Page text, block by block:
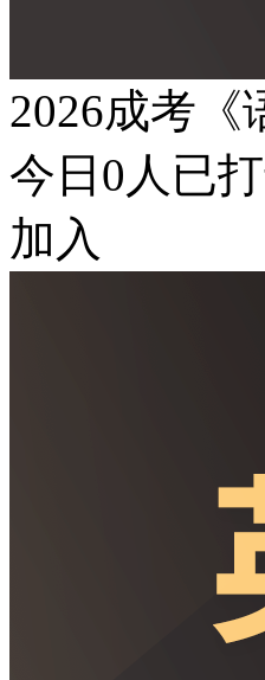
2026成考《
今日 0 人已
加入